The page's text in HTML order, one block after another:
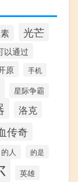
光芒
以通过
原 手机
星际争霸
洛克
传奇
的人 的是
英雄